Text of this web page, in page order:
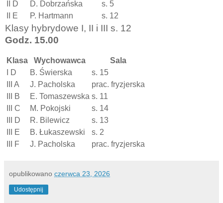
II D
D. Dobrzańska
s. 5
II E
P. Hartmann s. 12
Klasy hybrydowe I, II i III s. 12
Godz. 15.00
Klasa Wychowawca
Sala
I D
B. Świerska
s. 15
III A
J. Pacholska
prac. fryzjerska
III B
E. Tomaszewska s. 11
III C
M. Pokojski
s. 14
III D
R. Bilewicz
s. 13
III E
B. Łukaszewski
s. 2
III F
J. Pacholska prac. fryzjerska
opublikowano czerwca 23, 2026
Udostępnij